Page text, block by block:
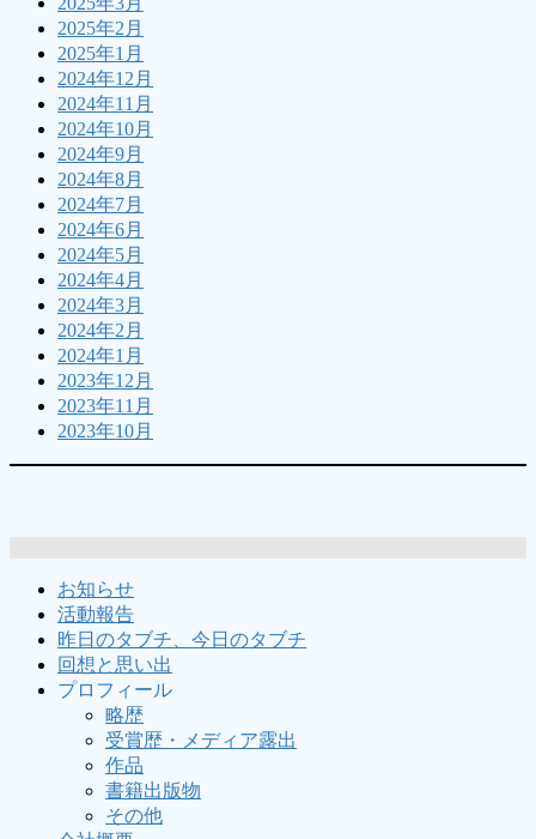
2025年2月
2025年1月
2024年12月
2024年11月
2024年10月
2024年9月
2024年8月
2024年7月
2024年6月
2024年5月
2024年4月
2024年3月
2024年2月
2024年1月
2023年12月
2023年11月
2023年10月
お知らせ
活動報告
昨日のタブチ、今日のタブチ
回想と思い出
プロフィール
略歴
受賞歴・メディア露出
作品
書籍出版物
その他